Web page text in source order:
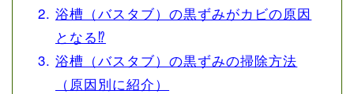
浴槽（バスタブ）の黒ずみがカビの原因
となる⁉
浴槽（バスタブ）の黒ずみの掃除方法
（原因別に紹介）